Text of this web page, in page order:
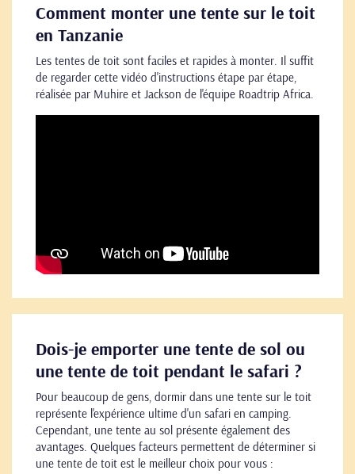
Comment monter une tente sur le toit
en Tanzanie
Les tentes de toit sont faciles et rapides à monter. Il suffit
de regarder cette vidéo d'instructions étape par étape,
réalisée par Muhire et Jackson de l'équipe Roadtrip Africa.
Dois-je emporter une tente de sol ou
une tente de toit pendant le safari ?
Pour beaucoup de gens, dormir dans une tente sur le toit
représente l'expérience ultime d'un safari en camping.
Cependant, une tente au sol présente également des
avantages. Quelques facteurs permettent de déterminer si
une tente de toit est le meilleur choix pour vous :